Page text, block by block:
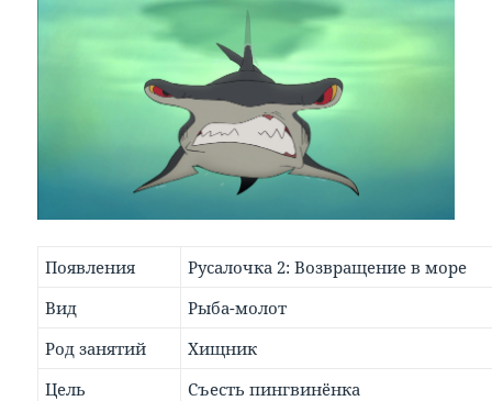
Появления
Русалочка 2: Возвращение в море
Вид
Рыба-молот
Род занятий
Хищник
Цель
Съесть пингвинёнка